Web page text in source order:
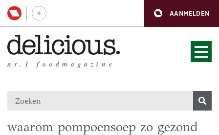
AANMELDEN
nr.1 foodmagazine
waarom pompoensoep zo gezond